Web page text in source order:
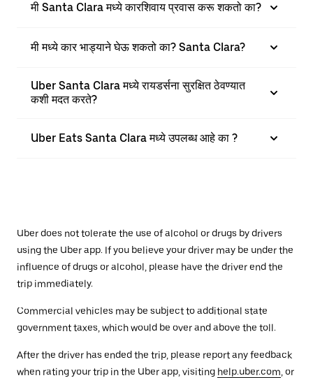
मी Santa Clara मध्ये कारशिवाय प्रवास करू शकतो का?
मी मध्ये कार भाड्याने घेऊ शकतो का? Santa Clara?
Uber Santa Clara मध्ये रायडर्सना सुरक्षित ठेवण्यात
कशी मदत करते?
Uber Eats Santa Clara मध्ये उपलब्ध आहे का ?
Uber does not tolerate the use of alcohol or drugs by drivers
using the Uber app. If you believe your driver may be under the
influence of drugs or alcohol, please have the driver end the
trip immediately.
Commercial vehicles may be subject to additional state
government taxes, which would be over and above the toll.
After the driver has ended the trip, please report any feedback
when rating your trip in the Uber app, visiting help.uber.com , or